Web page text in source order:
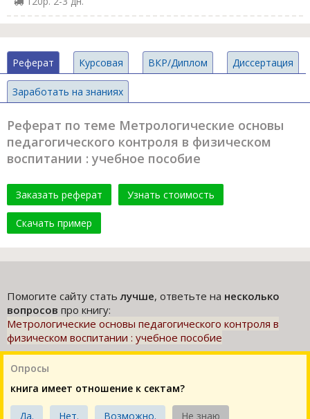
Реферат Курсовая ВКР/Диплом Диссертация
Заработать на знаниях
Реферат по теме Метрологические основы
педагогического контроля в физическом
воспитании : учебное пособие
Заказать реферат Узнать стоимость
Скачать пример
Помогите сайту статьлучше, ответьте на несколько
вопросов про книгу:
Метрологические основы педагогического контроля в
физическом воспитании : учебное пособие
Опросы
книга имеет отношение к сектам?
Да. Нет. Возможно. Не знаю